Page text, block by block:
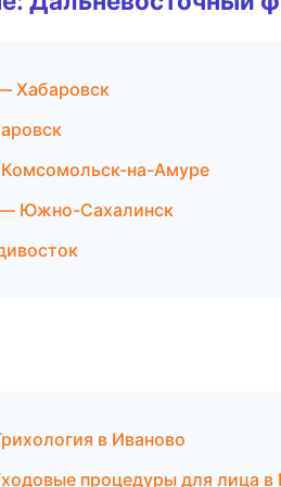
Хабаровск
на-Амуре
— Южно-Сахалинск
в Иваново
процедуры для лица в